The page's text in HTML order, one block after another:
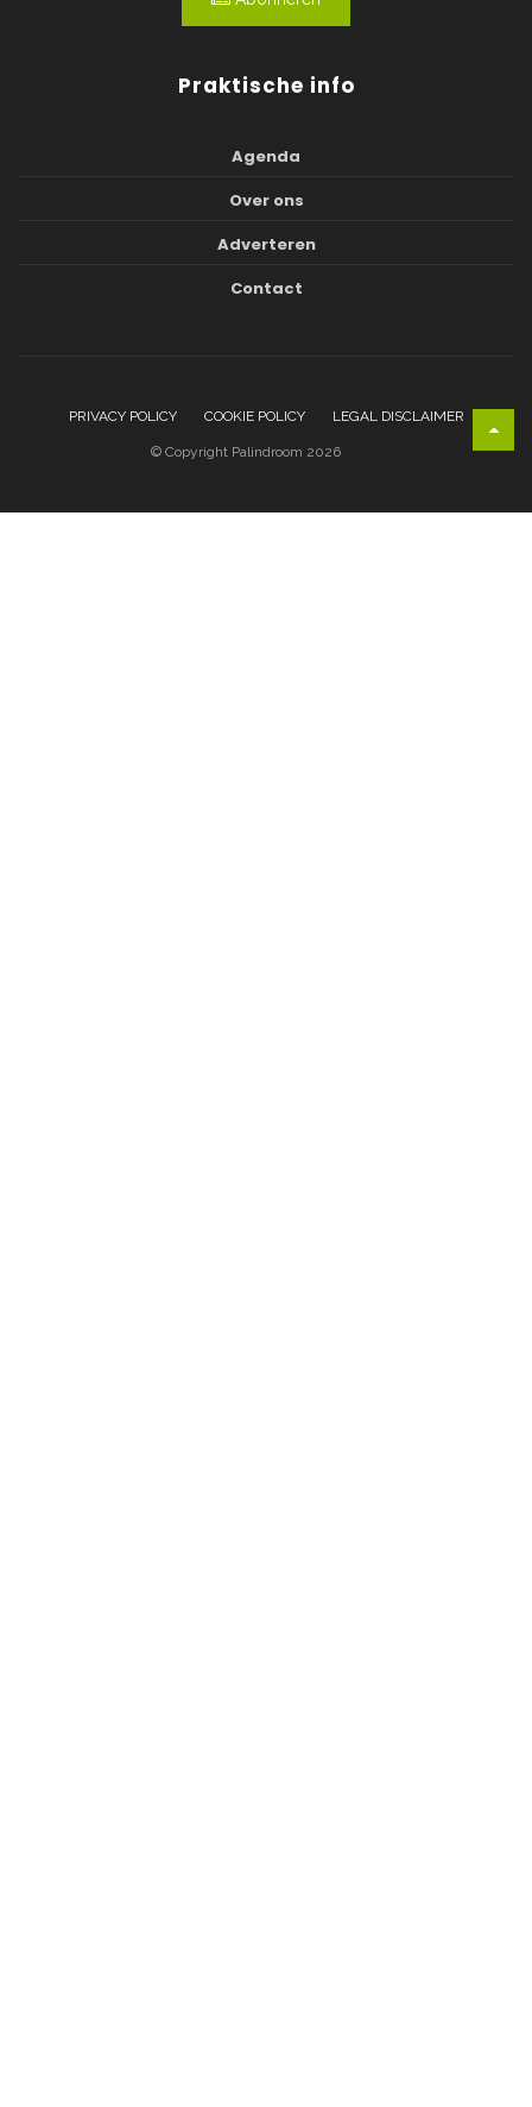
Praktische info
Agenda
Over ons
Adverteren
Contact
PRIVACY POLICY COOKIE POLICY LEGAL DISCLAIMER
© Copyright Palindroom 2026